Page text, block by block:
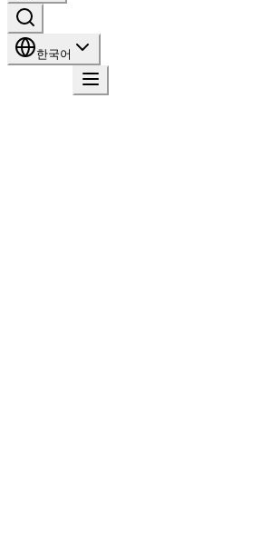
한국어